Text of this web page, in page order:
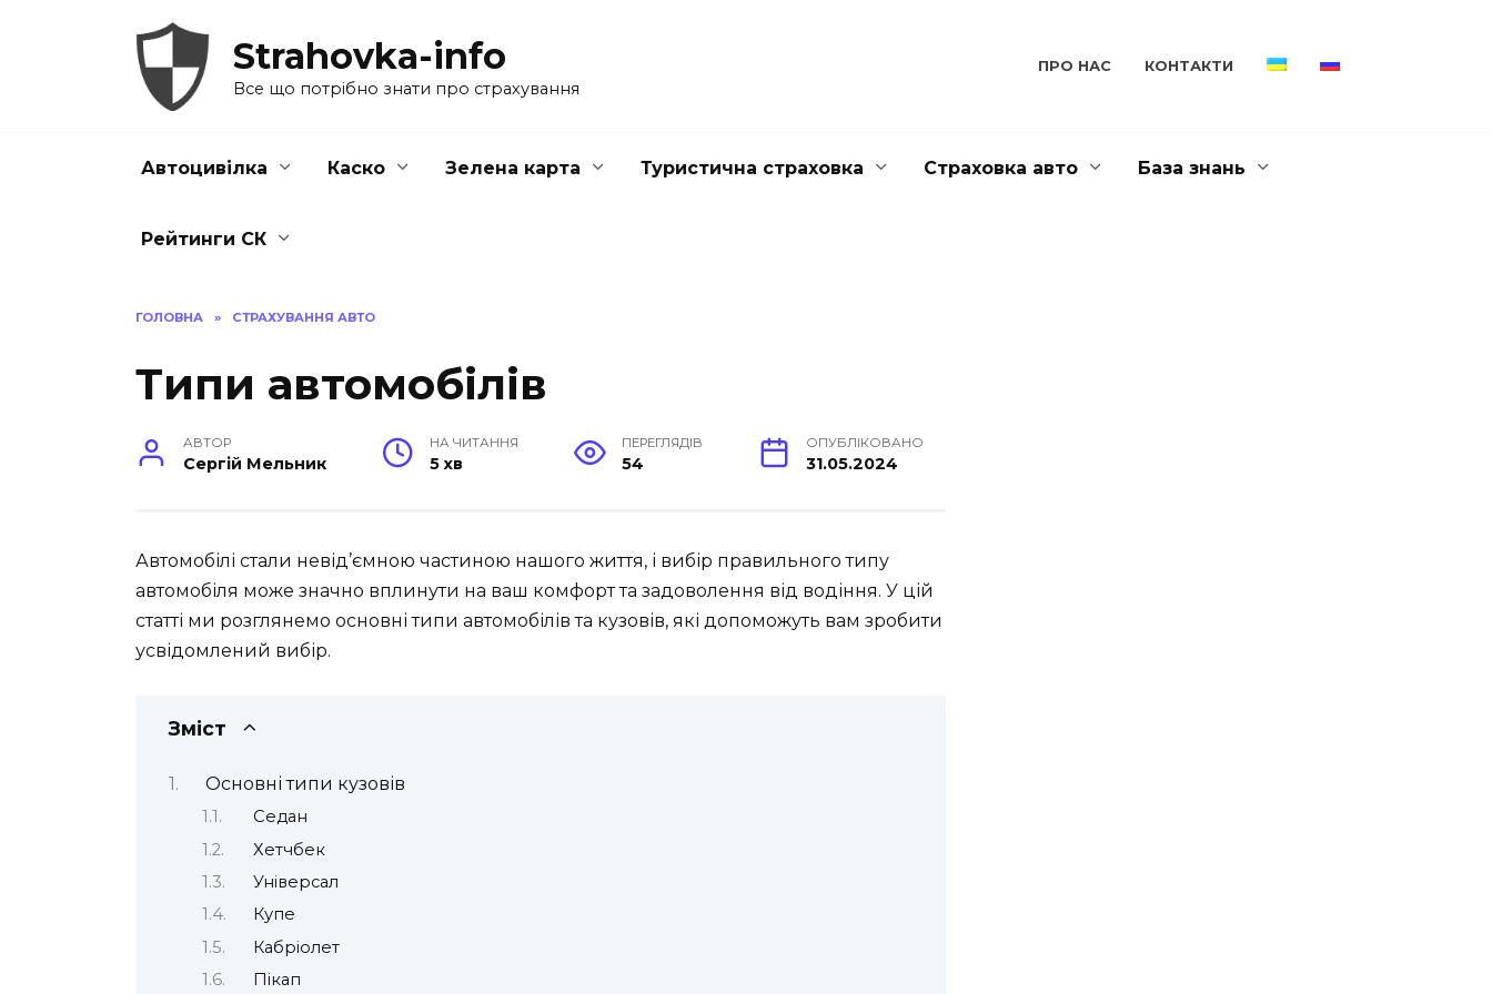
Strahovka-info
Все що потрібно знати про страхування
ПРО НАС КОНТАКТИ
Автоцивілка Каско Зелена карта Туристична страховка Страховка авто База знань
Рейтинги СК
ГОЛОВНА » СТРАХУВАННЯ АВТО
Типи автомобілів
АВТОР
Сергій Мельник
НА ЧИТАННЯ
5 хв
ПЕРЕГЛЯДІВ
54
ОПУБЛІКОВАНО
31.05.2024
Автомобілі стали невід’ємною частиною нашого життя, і вибір правильного типу
автомобіля може значно вплинути на ваш комфорт та задоволення від водіння. У цій
статті ми розглянемо основні типи автомобілів та кузовів, які допоможуть вам зробити
усвідомлений вибір.
Зміст
Основні типи кузовів
Седан
Хетчбек
Універсал
Купе
Кабріолет
Пікап